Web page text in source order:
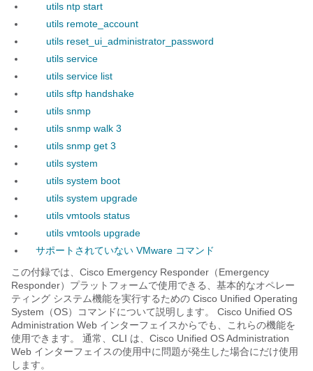
utils ntp start
utils remote_account
utils reset_ui_administrator_password
utils service
utils service list
utils sftp handshake
utils snmp
utils snmp walk 3
utils snmp get 3
utils system
utils system boot
utils system upgrade
utils vmtools status
utils vmtools upgrade
サポートされていない VMware コマンド
この付録では、Cisco Emergency Responder（Emergency
Responder）プラットフォームで使用できる、基本的なオペレー
ティング システム機能を実行するための Cisco Unified Operating
System（OS）コマンドについて説明します。 Cisco Unified OS
Administration Web インターフェイスからでも、これらの機能を
使用できます。 通常、CLI は、Cisco Unified OS Administration
Web インターフェイスの使用中に問題が発生した場合にだけ使用
します。